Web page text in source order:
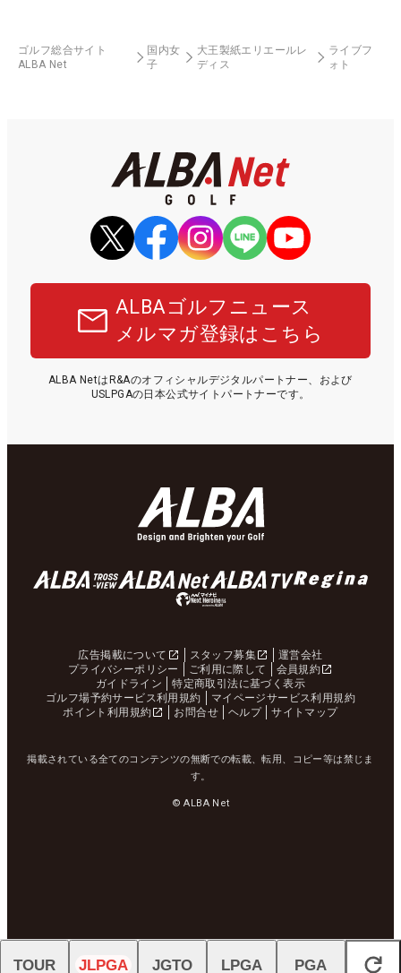
ゴルフ総合サイト
ALBA Net
国内女
子
大王製紙エリエールレ
ディス
ライブフ
ォト
ALBAゴルフニュース
メルマガ登録はこちら
ALBA NetはR&Aのオフィシャルデジタルパートナー、および
USLPGAの日本公式サイトパートナーです。
広告掲載について スタッフ募集
運営会社
プライバシーポリシー
ご利用に際して
会員規約
ガイドライン
特定商取引法に基づく表示
ゴルフ場予約サービス利用規約
マイページサービス利用規約
ポイント利用規約
お問合せ ヘルプ サイトマップ
掲載されている全てのコンテンツの無断での転載、転用、コピー等は禁じま
す。
© ALBA Net
閉じる
TOUR JLPGA JGTO LPGA PGA